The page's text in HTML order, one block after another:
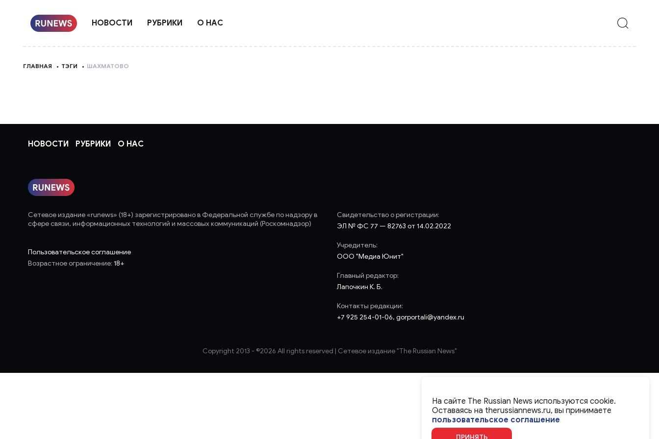
НОВОСТИ РУБРИКИ О НАС
ГЛАВНАЯ ТЭГИ ШАХМАТОВО
НОВОСТИ РУБРИКИ О НАС
Сетевое издание «runews» (18+) зарегистрировано в Федеральной службе по надзору в
сфере связи, информационных технологий и массовых коммуникаций (Роскомнадзор)
Пользовательское соглашение
Возрастное ограничение: 18+
Свидетельство о регистрации:
ЭЛ № ФС 77 — 82763 от 14.02.2022
Учредитель:
ООО "Медиа Юнит"
Главный редактор:
Лапочкин К. Б.
Контакты редакции:
+7 925 254-01-06, gorportali@yandex.ru
Copyright 2013 - ©2026 All rights reserved | Сетевое издание "The Russian News"
На сайте The Russian News используются cookie.
Оставаясь на therussiannews.ru, вы принимаете
пользовательское соглашение
ПРИНЯТЬ